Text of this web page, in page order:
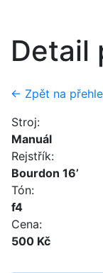
Detail
← Zpět na
Stroj:
Manuál
Rejstřík:
Bourdon 16’
Tón:
f4
Cena:
500 Kč